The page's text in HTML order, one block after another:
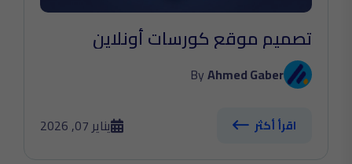
تصميم موقع كورسات أونلاين
ByAhmed Gaber
اقرأ أكثر يناير 07, 2026